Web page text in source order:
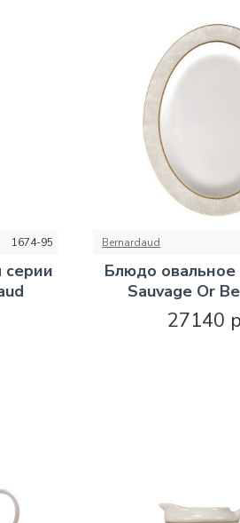
1674-95
серии
Bernardaud
Блюдо овальное
Sauvage Or
27140